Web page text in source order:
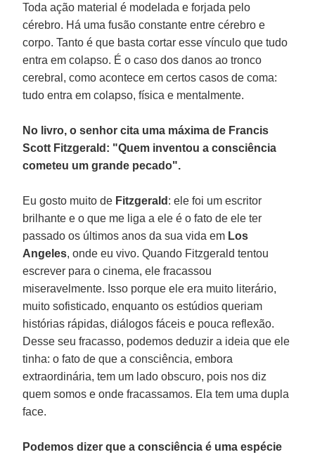
Toda ação material é modelada e forjada pelo
cérebro. Há uma fusão constante entre cérebro e
corpo. Tanto é que basta cortar esse vínculo que tudo
entra em colapso. É o caso dos danos ao tronco
cerebral, como acontece em certos casos de coma:
tudo entra em colapso, física e mentalmente.
No livro, o senhor cita uma máxima de Francis
Scott Fitzgerald: "Quem inventou a consciência
cometeu um grande pecado".
Eu gosto muito de Fitzgerald : ele foi um escritor
brilhante e o que me liga a ele é o fato de ele ter
passado os últimos anos da sua vida em Los
Angeles, onde eu vivo. Quando Fitzgerald tentou
escrever para o cinema, ele fracassou
miseravelmente. Isso porque ele era muito literário,
muito sofisticado, enquanto os estúdios queriam
histórias rápidas, diálogos fáceis e pouca reflexão.
Desse seu fracasso, podemos deduzir a ideia que ele
tinha: o fato de que a consciência, embora
extraordinária, tem um lado obscuro, pois nos diz
quem somos e onde fracassamos. Ela tem uma dupla
face.
Podemos dizer que a consciência é uma espécie